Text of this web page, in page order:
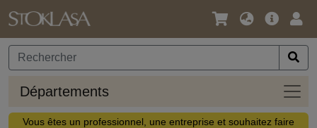
Langue
Devise
Offre
Départements
Vous êtes un professionnel, une entreprise et souhaitez faire